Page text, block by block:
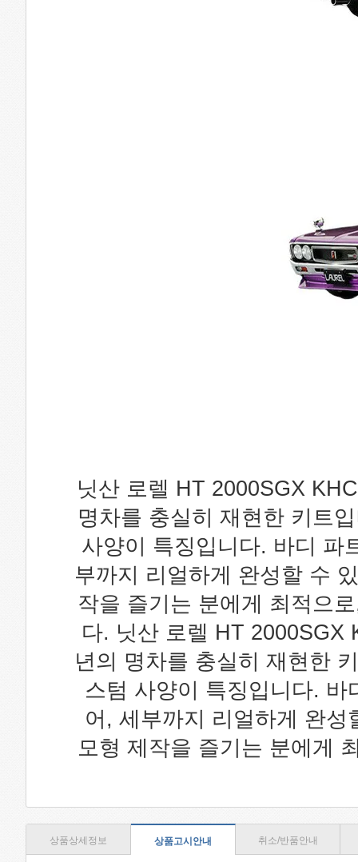
닛산 로렐 HT 2000SGX
명차를 충실히 재현한 키트
사양이 특징입니다. 바디 파
부까지 리얼하게 완성할 수
작을 즐기는 분에게 최적으
다. 닛산 로렐 HT 2000SGX
년의 명차를 충실히 재현한
스텀 사양이 특징입니다.
어, 세부까지 리얼하게 완
모형 제작을 즐기는 분에게
상품상세정보 상품고시안내 취소/반품안내